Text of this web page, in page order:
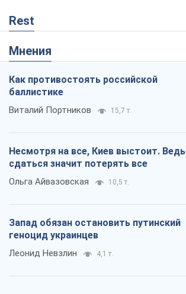
Rest
Мнения
Как противостоять российской
баллистике
Виталий Портников 15,7 т.
Несмотря на все, Киев выстоит. Ведь
сдаться значит потерять все
Ольга Айвазовская 10,5 т.
Запад обязан остановить путинский
геноцид украинцев
Леонид Невзлин 4,1 т.